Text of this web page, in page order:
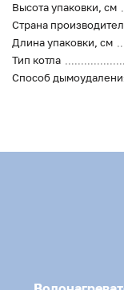
Высота упаковки, см
Страна
Длина упаковки, см
Тип котла
Способ